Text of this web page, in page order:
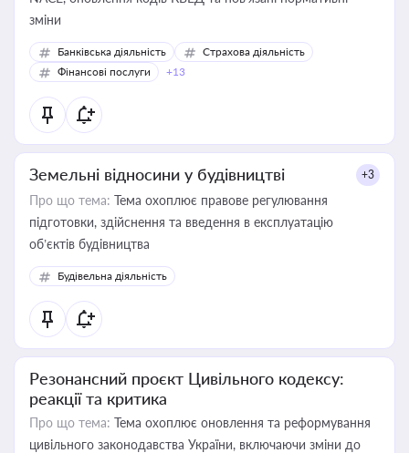
зміни
Банківська діяльність
Страхова діяльність
Фінансові послуги
+13
Земельні відносини у будівництві +3
Про що тема: Тема охоплює правове регулювання
підготовки, здійснення та введення в експлуатацію
об’єктів будівництва
Будівельна діяльність
Резонансний проєкт Цивільного кодексу:
реакції та критика
Про що тема: Тема охоплює оновлення та реформування
цивільного законодавства України, включаючи зміни до